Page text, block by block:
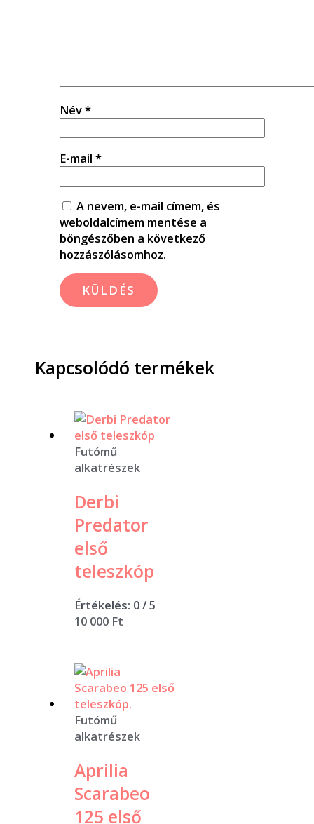
Név*
E-mail *
A nevem, e-mail címem, és
weboldalcímem mentése a
böngészőben a következő
hozzászólásomhoz.
Kapcsolódó termékek
Futómű
alkatrészek
Derbi
Predator
első
teleszkóp
Értékelés: 0/ 5
10 000 Ft
Futómű
alkatrészek
Aprilia
Scarabeo
125 első